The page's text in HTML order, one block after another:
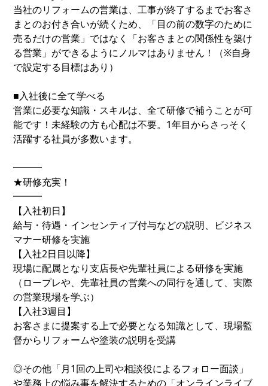
当社のリフォームの営業は、工事が終了するまでお客さ
まとのお付き合いが続くため、「目の前の数字のために
売るだけの営業」ではなく「お客さまとの関係性を築け
る営業」ができるようにノルマはありません！（※自身
で設定する目標はあり）
■入社後に全て学べる
営業に必要な知識・スキルは、全て研修で補うことが可
能です！未経験の方も心配は不要。1年目からさっそく
活躍する社員が多数います。
━━━
★研修充実！
━━━
【入社初日】
給与・待遇・インセンティブ付与などの説明、ビジネス
マナー研修を実施
【入社2日目以降】
現場に配属となり支店長や先輩社員による研修を実施
（ロープレや、先輩社員の営業への同行を通して、実際
の営業現場を学ぶ）
【入社3週目】
お客さまに提案する上で必要となる知識として、現場監
督からリフォームや塗装の説明を受講
◎その他「月1回の上司や相談役によるフォロー面談」
や業務上の悩み事を解決するための「オンラインライブ